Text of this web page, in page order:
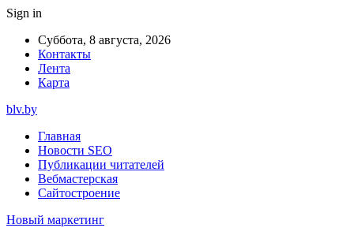
Sign in
Суббота, 8 августа, 2026
Контакты
Лента
Карта
blv.by
Главная
Новости SEO
Публикации читателей
Вебмастерская
Сайтостроение
Новый маркетинг